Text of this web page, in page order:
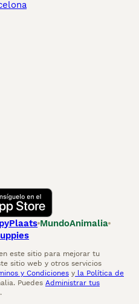
MundoAnimalia
este sitio para mejorar tu
sitio web y otros servicios
y Condiciones y la Política de
Puedes Administrar tus